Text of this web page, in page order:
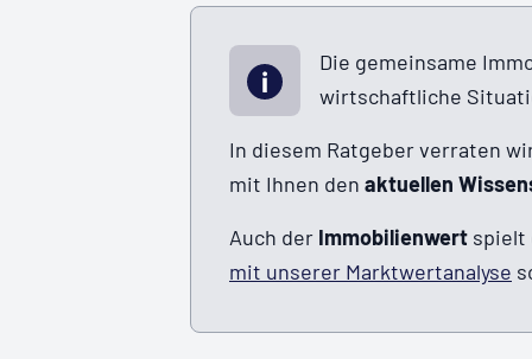
Die gemeinsame
wirtschaftliche
In diesem Ratgeber verraten
mit Ihnen den aktuellen
Auch der Immobilienwert spielt
mit unserer Marktwertanalyse